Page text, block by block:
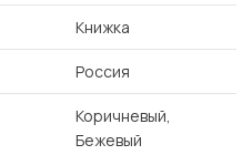
Книжка
Россия
Коричневый,
Бежевый